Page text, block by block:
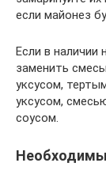
если майонез
Если в наличии
заменить
уксусом,
уксусом,
соусом.